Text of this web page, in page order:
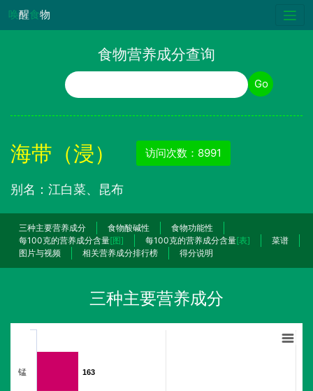
唤醒食物
食物营养成分查询
食物名称 Go
海带（浸） 访问次数：8991
别名：江白菜、昆布
三种主要营养成分 食物酸碱性
食物功能性
每100克的营养成分含量[图] 每100克的营养成分含量[表]
菜谱
图片与视频
相关营养成分排行榜 得分说明
三种主要营养成分
163
163
锰